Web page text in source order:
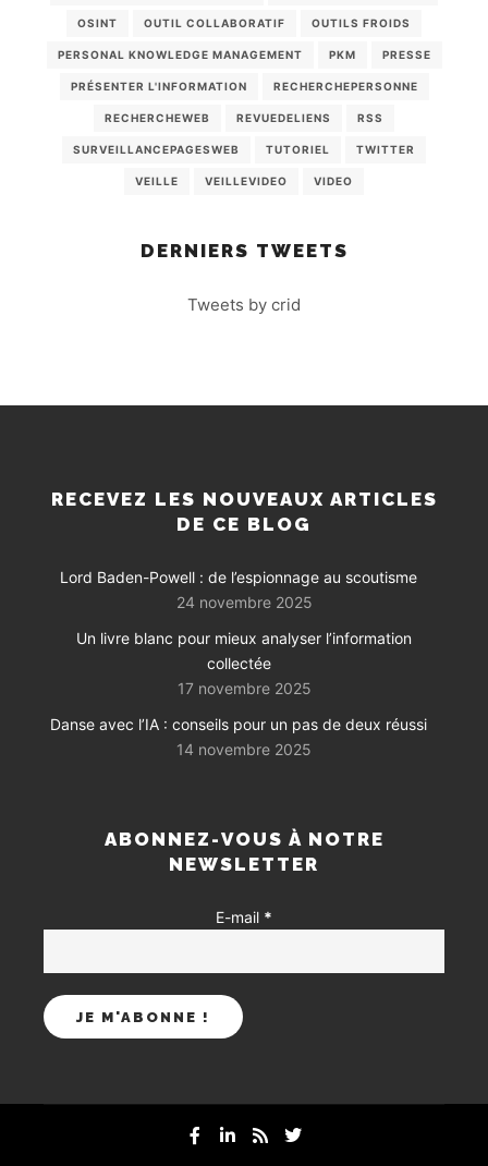
OSINT OUTIL COLLABORATIF OUTILS FROIDS
PERSONAL KNOWLEDGE MANAGEMENT PKM PRESSE
PRÉSENTER L'INFORMATION RECHERCHEPERSONNE
RECHERCHEWEB REVUEDELIENS RSS
SURVEILLANCEPAGESWEB TUTORIEL TWITTER
VEILLE VEILLEVIDEO VIDEO
DERNIERS TWEETS
Tweets by crid
RECEVEZ LES NOUVEAUX ARTICLES
DE CE BLOG
Lord Baden-Powell : de l’espionnage au scoutisme
24 novembre 2025
Un livre blanc pour mieux analyser l’information
collectée
17 novembre 2025
Danse avec l’IA : conseils pour un pas de deux réussi
14 novembre 2025
ABONNEZ-VOUS À NOTRE
NEWSLETTER
E-mail *